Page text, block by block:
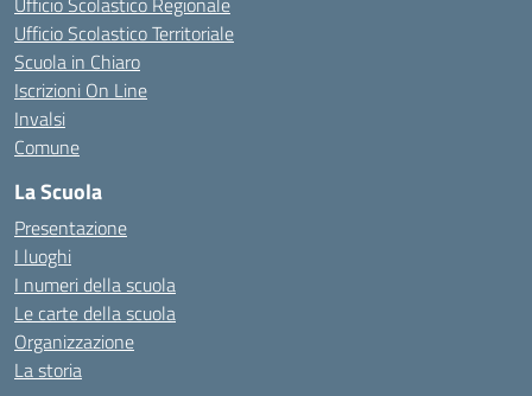
Ufficio Scolastico Territoriale
Scuola in Chiaro
Iscrizioni On Line
Invalsi
Comune
La Scuola
Presentazione
I luoghi
I numeri della scuola
Le carte della scuola
Organizzazione
La storia